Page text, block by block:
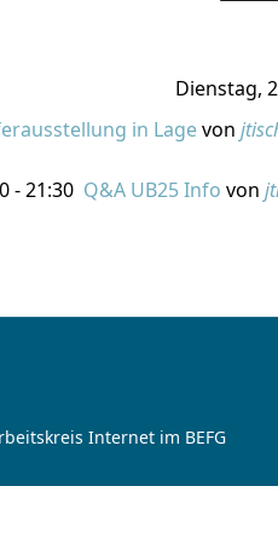
Dienstag,
in Lagevon
- 21:30 Q&A UB25 Info von
Internet im BEFG